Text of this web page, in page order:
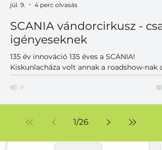
SCANIA vándorcirkusz -
igényeseknek
135 év innováció 135 éves a SCANIA!
Kiskunlacháza volt annak a roadshow-nak az
utolsó állomása a Közép-Európai régióban,
ahol a magyar partnerek is találkozhattak
duruzsoló dízelek mellett hangsúlyos
melyek már a jelen, de inkább a közeljövő új
júl. 9. 4 perc olvasás
1/26